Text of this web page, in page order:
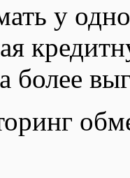
у
более